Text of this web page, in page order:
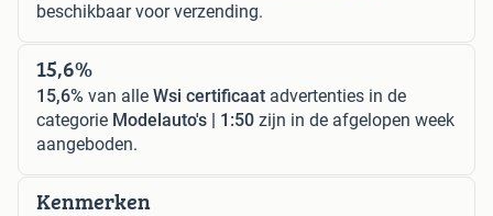
beschikbaar voor verzending.
15,6%
15,6% van alle Wsi certificaat advertenties in de
categorie Modelauto's | 1:50 zijn in de afgelopen week
aangeboden.
Kenmerken